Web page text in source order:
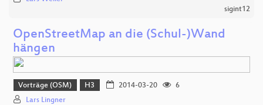
sigint12
OpenStreetMap an die (Schul-)Wand
hängen
Vorträge (OSM) H3 2014-03-20
6
Lars Lingner